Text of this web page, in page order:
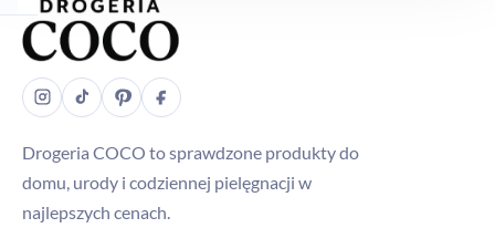
Drogeria COCO to sprawdzone produkty do
domu, urody i codziennej pielęgnacji w
najlepszych cenach.